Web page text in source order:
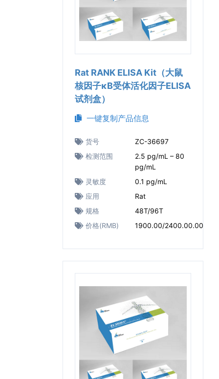
Rat RANK ELISA Kit（大鼠
核因子κB受体活化因子ELISA
试剂盒）
一键复制产品信息
货号
ZC-36697
检测范围
2.5 pg/mL – 80
pg/mL
灵敏度
0.1 pg/mL
应用
Rat
规格
48T/96T
价格(RMB)
1900.00/2400.00.00